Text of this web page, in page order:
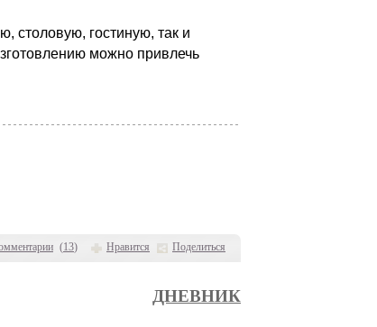
(13) Нравится Поделиться
столовую, гостиную, так и
можно привлечь
ДНЕВНИК